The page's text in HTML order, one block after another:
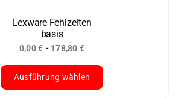
der
Produktseite
gewählt
werden
Lexware Fehlzeiten
basis
0,00€ - 178,80 €
Ausführung wählen